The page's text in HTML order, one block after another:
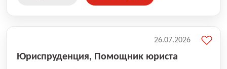
Юриспруденция, Помощник юриста
26.07.2026